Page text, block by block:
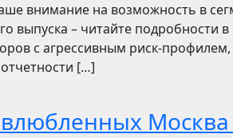
внимание на возможность в
выпуска – читайте подробности
с агрессивным риск-
[…]